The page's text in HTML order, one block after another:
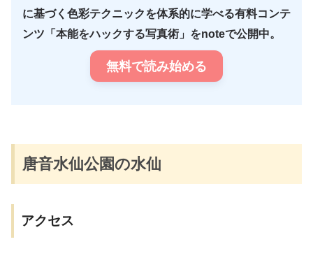
に基づく色彩テクニックを体系的に学べる有料コンテ
ンツ「本能をハックする写真術」をnoteで公開中。
無料で読み始める
唐音水仙公園の水仙
アクセス